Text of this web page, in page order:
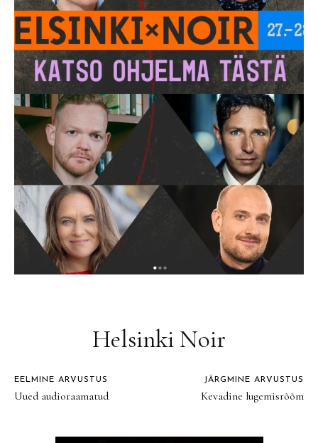
Helsinki Noir
EELMINE ARVUSTUS
Uued audioraamatud
JÄRGMINE ARVUSTUS
Kevadine lugemisrõõm